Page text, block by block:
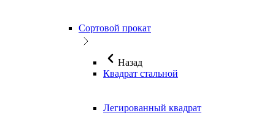
Сортовой прокат
Назад
Квадрат стальной
Легированный квадрат